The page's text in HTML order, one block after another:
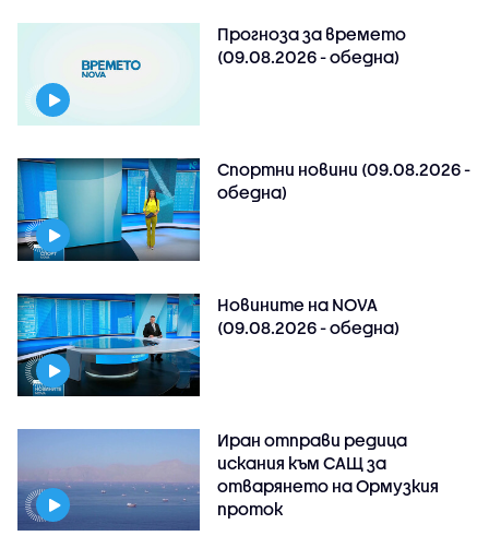
Прогноза за времето
(09.08.2026 - обедна)
Спортни новини (09.08.2026 -
обедна)
Новините на NOVA
(09.08.2026 - обедна)
Иран отправи редица
искания към САЩ за
отварянето на Ормузкия
проток